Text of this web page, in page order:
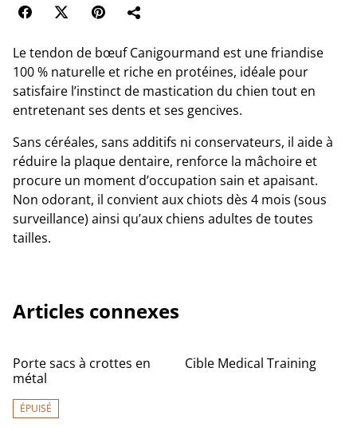
Le tendon de bœuf Canigourmand est une friandise
100 % naturelle et riche en protéines, idéale pour
satisfaire l’instinct de mastication du chien tout en
entretenant ses dents et ses gencives.
Sans céréales, sans additifs ni conservateurs, il aide à
réduire la plaque dentaire, renforce la mâchoire et
procure un moment d’occupation sain et apaisant.
Non odorant, il convient aux chiots dès 4 mois (sous
surveillance) ainsi qu’aux chiens adultes de toutes
tailles.
Articles connexes
Porte sacs à crottes en
métal
ÉPUISÉ
Cible Medical Training